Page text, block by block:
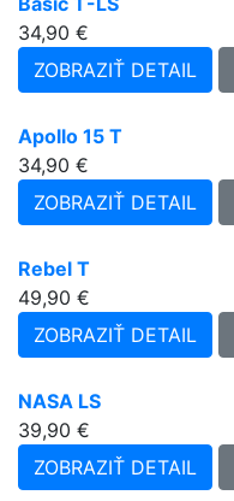
34,90 €
ZOBRAZIŤ DETAIL
Apollo 15 T
34,90 €
ZOBRAZIŤ DETAIL
Rebel T
49,90 €
ZOBRAZIŤ DETAIL
NASA LS
39,90 €
ZOBRAZIŤ DETAIL